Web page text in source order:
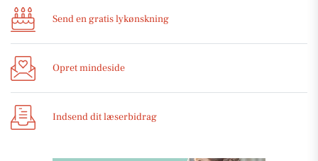
Send en gratis lykønskning
Opret mindeside
Indsend dit læserbidrag